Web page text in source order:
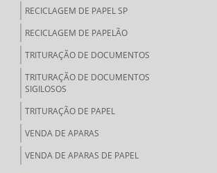
RECICLAGEM DE PAPEL SP
RECICLAGEM DE PAPELÃO
TRITURAÇÃO DE DOCUMENTOS
TRITURAÇÃO DE DOCUMENTOS
SIGILOSOS
TRITURAÇÃO DE PAPEL
VENDA DE APARAS
VENDA DE APARAS DE PAPEL